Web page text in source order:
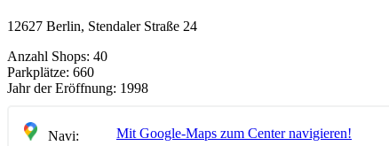
12627 Berlin, Stendaler Straße 24
Anzahl Shops: 40
Parkplätze: 660
Jahr der Eröffnung: 1998
Navi:
Mit Google-Maps zum Center navigieren!